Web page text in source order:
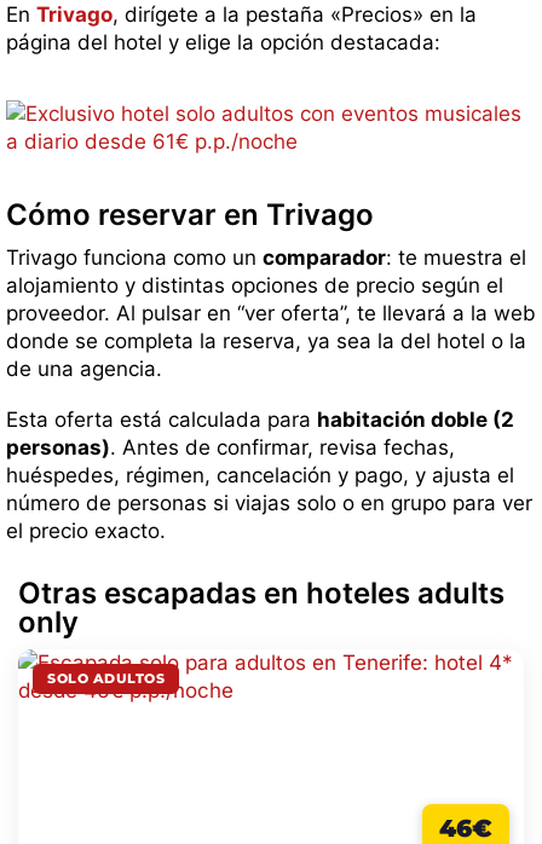
En Trivago, dirígete a la pestaña «Precios» en la
página del hotel y elige la opción destacada:
Cómo reservar en Trivago
Trivago funciona como un comparador: te muestra el
alojamiento y distintas opciones de precio según el
proveedor. Al pulsar en “ver oferta”, te llevará a la web
donde se completa la reserva, ya sea la del hotel o la
de una agencia.
Esta oferta está calculada para habitación doble (2
personas). Antes de confirmar, revisa fechas,
huéspedes, régimen, cancelación y pago, y ajusta el
número de personas si viajas solo o en grupo para ver
el precio exacto.
Otras escapadas en hoteles adults
only
SOLO ADULTOS
46€